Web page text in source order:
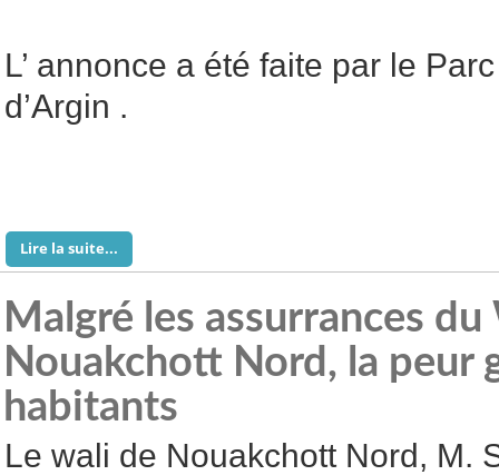
L’ annonce a été faite par le
d’Argin .
Lire la suite...
Malgré les assurrances du
Nouakchott Nord, la peur
habitants
Le wali de Nouakchott Nord, M.